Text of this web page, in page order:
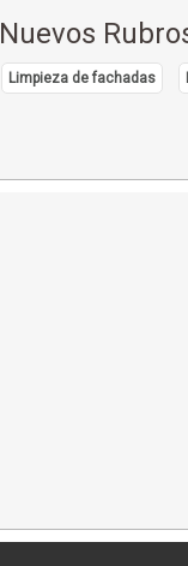
Nuevos
Limpieza de fachadas